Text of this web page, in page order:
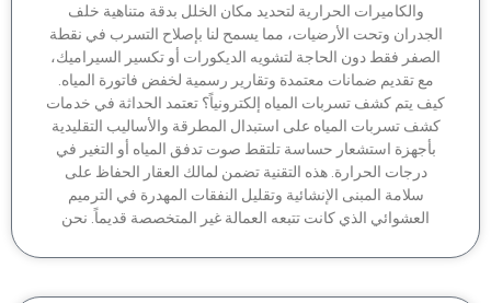
والكاميرات الحرارية لتحديد مكان الخلل بدقة متناهية خلف
وتحت الأرضيات، مما يسمح لنا بإصلاح التسرب في نقطة
فقط دون الحاجة لتشويه الديكورات أو تكسير السيراميك،
مع تقديم ضمانات معتمدة وتقارير رسمية لخفض فاتورة المياه.
يتم كشف تسربات المياه إلكترونياً؟ تعتمد الحداثة في خدمات
تسربات المياه على استبدال المطرقة والأساليب التقليدية
بأجهزة استشعار حساسة تلتقط صوت تدفق المياه أو التغير في
درجات الحرارة. هذه التقنية تضمن لمالك العقار الحفاظ على
سلامة المبنى الإنشائية وتقليل النفقات المهدرة في الترميم
العشوائي الذي كانت تتبعه العمالة غير المتخصصة قديماً. نحن